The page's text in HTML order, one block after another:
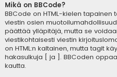
Mikä on BBCode?
BBCode on HTML-kielen tapainen
viestin osien
päättää ylläpitäjä, mutta se
viestikohtaisesti viestin
on HTML:n kaltainen, mutta tagit
hakasulkuja [ ja ]. BBCoden
kautta.